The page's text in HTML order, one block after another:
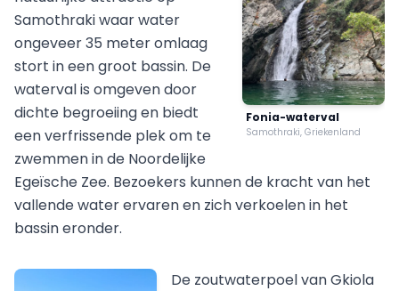
Fonia-waterval
Samothraki, Griekenland
Samothraki waar water
ongeveer 35 meter omlaag
stort in een groot bassin. De
waterval is omgeven door
dichte begroeiing en biedt
een verfrissende plek om te
zwemmen in de Noordelijke
Egeïsche Zee. Bezoekers kunnen de kracht van het
vallende water ervaren en zich verkoelen in het
bassin eronder.
De zoutwaterpoel van Gkiola